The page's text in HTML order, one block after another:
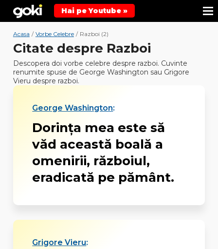
Hai pe Youtube »
Acasa / Vorbe Celebre / Razboi (2)
Citate despre Razboi
Descopera doi vorbe celebre despre razboi. Cuvinte
renumite spuse de George Washington sau Grigore
Vieru despre razboi.
George Washington:
Dorinţa mea este să
văd această boală a
omenirii, războiul,
eradicată pe pământ.
Grigore Vieru: